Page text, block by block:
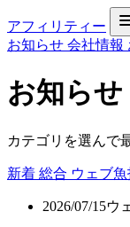
アフィリティー
お知らせ 会社情報
お知らせ
カテゴリを選んで
新着 総合 ウェブ魚
2026/07/15ウ